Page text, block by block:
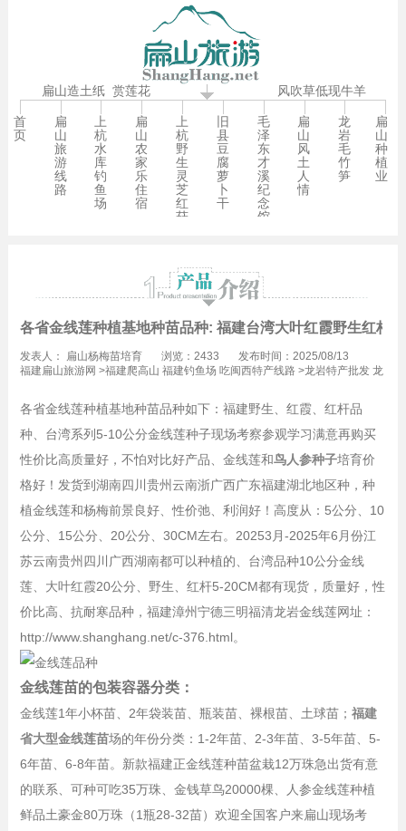
扁山造土纸 风吹草低现牛羊
赏莲花
首
页
扁
山
旅
游
线
路
上
杭
水
库
钓
鱼
场
扁
山
农
家
乐
住
宿
上
杭
野
生
灵
芝
红
菇
旧
县
豆
腐
萝
卜
干
毛
泽
东
才
溪
纪
念
馆
扁
山
风
土
人
情
龙
岩
毛
竹
笋
扁
山
种
植
业
各省金线莲种植基地种苗品种: 福建台湾大叶红霞野生红杆
发表人： 扁山杨梅苗培育 浏览：2433
发布时间：2025/08/13
11:58
福建扁山旅游网 >福建爬高山 福建钓鱼场 吃闽西特产线路 >龙岩特产批发 龙
各省金线莲种植基地种苗品种如下：福建野生、红霞、红杆品
种、台湾系列5-10公分金线莲种子现场考察参观学习满意再购买
性价比高质量好，不怕对比好产品、金线莲和鸟人参种子培育价
格好！发货到湖南四川贵州云南浙广西广东福建湖北地区种，种
植金线莲和杨梅前景良好、性价弛、利润好！高度从：5公分、10
公分、15公分、20公分、30CM左右。20253月-2025年6月份江
苏云南贵州四川广西湖南都可以种植的、台湾品种10公分金线
莲、大叶红霞20公分、野生、红杆5-20CM都有现货，质量好，性
价比高、抗耐寒品种，福建漳州宁德三明福清龙岩金线莲网址：
http://www.shanghang.net/c-376.html。
金线莲苗的包装容器分类：
金线莲1年小杯苗、2年袋装苗、瓶装苗、裸根苗、土球苗； 福建
省大型金线莲苗场的年份分类：1-2年苗、2-3年苗、3-5年苗、5-
6年苗、6-8年苗。新款福建正金线莲种苗盆栽12万珠急出货有意
的联系、可种可吃35万珠、金钱草鸟20000棵、人参金线莲种植
鲜品土豪金80万珠（1瓶28-32苗）欢迎全国客户来扁山现场考